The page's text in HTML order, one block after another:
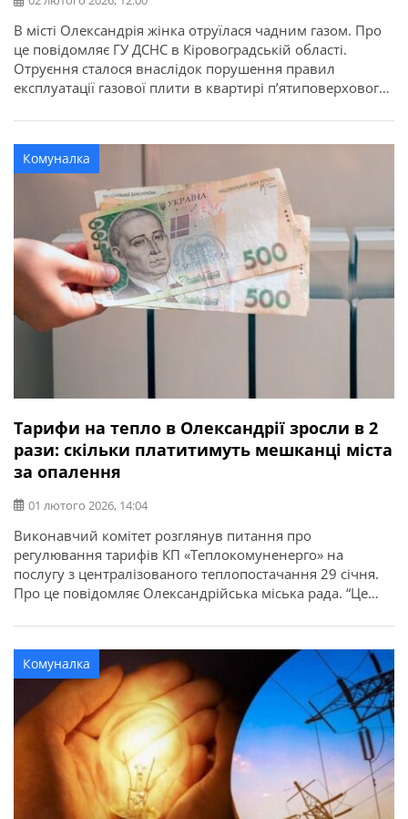
В місті Олександрія жінка отруїлася чадним газом. Про
це повідомляє ГУ ДСНС в Кіровоградській області.
Отруєння сталося внаслідок порушення правил
експлуатації газової плити в квартирі п’ятиповерхового
нагріваючи на газовій плиті металевий таз.
Постраждала від госпіталізації відмовилася. Шановні
громадяни! Використання побутового газового
обладнання не за призначенням є вкрай небезпечним.
Будьте відповідальними! […]
Комуналка
Тарифи на тепло в Олександрії зросли в 2
рази: скільки платитимуть мешканці міста
за опалення
01 лютого 2026, 14:04
Виконавчий комітет розглянув питання про
регулювання тарифів КП «Теплокомуненерго» на
послугу з централізованого теплопостачання 29 січня.
Про це повідомляє Олександрійська міська рада. “Це
енергоресурсів. Для мешканців ціна на тепло
залишається без змін на період воєнного стану та ще
шість місяців після його завершення – 1712,20 гривень
за 1 Гкал. Різницю […]
Комуналка